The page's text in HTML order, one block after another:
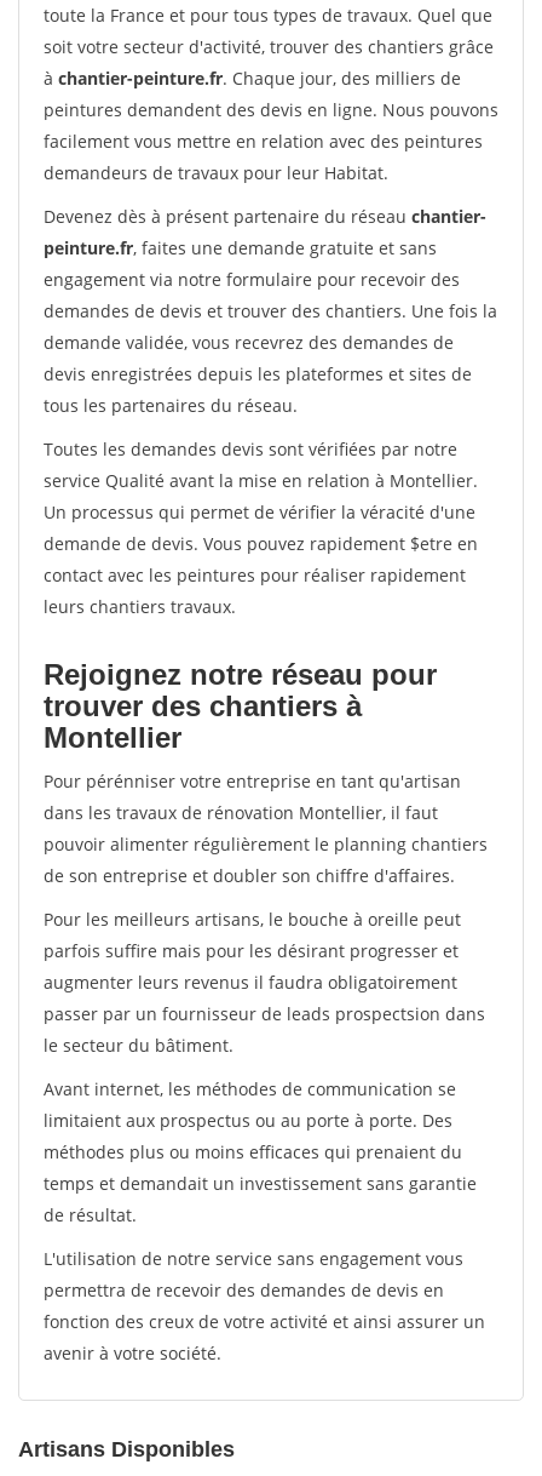
toute la France et pour tous types de travaux. Quel que
soit votre secteur d'activité, trouver des chantiers grâce
à chantier-peinture.fr. Chaque jour, des milliers de
peintures demandent des devis en ligne. Nous pouvons
facilement vous mettre en relation avec des peintures
demandeurs de travaux pour leur Habitat.
Devenez dès à présent partenaire du réseau chantier-
peinture.fr, faites une demande gratuite et sans
engagement via notre formulaire pour recevoir des
demandes de devis et trouver des chantiers. Une fois la
demande validée, vous recevrez des demandes de
devis enregistrées depuis les plateformes et sites de
tous les partenaires du réseau.
Toutes les demandes devis sont vérifiées par notre
service Qualité avant la mise en relation à Montellier.
Un processus qui permet de vérifier la véracité d'une
demande de devis. Vous pouvez rapidement $etre en
contact avec les peintures pour réaliser rapidement
leurs chantiers travaux.
Rejoignez notre réseau pour
trouver des chantiers à
Montellier
Pour pérénniser votre entreprise en tant qu'artisan
dans les travaux de rénovation Montellier, il faut
pouvoir alimenter régulièrement le planning chantiers
de son entreprise et doubler son chiffre d'affaires.
Pour les meilleurs artisans, le bouche à oreille peut
parfois suffire mais pour les désirant progresser et
augmenter leurs revenus il faudra obligatoirement
passer par un fournisseur de leads prospectsion dans
le secteur du bâtiment.
Avant internet, les méthodes de communication se
limitaient aux prospectus ou au porte à porte. Des
méthodes plus ou moins efficaces qui prenaient du
temps et demandait un investissement sans garantie
de résultat.
L'utilisation de notre service sans engagement vous
permettra de recevoir des demandes de devis en
fonction des creux de votre activité et ainsi assurer un
avenir à votre société.
Artisans Disponibles